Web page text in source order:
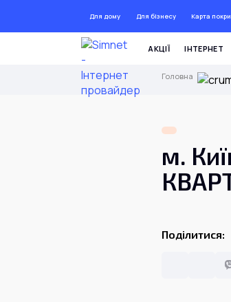
Для дому Для бізнесу Карта
АКЦІЇ ІНТЕРНЕТ
Головна
м.
Поділитися: